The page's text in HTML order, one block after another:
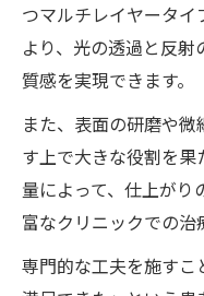
つマルチレイヤータ
より、光の透過と反
質感を実現できます。
また、表面の研磨や
す上で大きな役割を
量によって、仕上が
富なクリニックでの治
専門的な工夫を施す